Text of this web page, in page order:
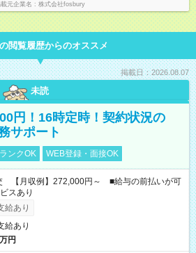
元企業名 株式会社fosbury
閲覧履歴からのオススメ
掲載日：2026.08.07
未読
円！16時定時！契約状況の
サポート
ンクOK WEB登録・面接OK
【月収例】272,000円～ ■給与の前払いが可
スあり
給あり
給あり
円